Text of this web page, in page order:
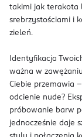
takimi jak terakota
srebrzystościami i
zieleń.
Identyfikacja
ważna w
Ciebie przemawia
odcienie nude?
próbowanie barw
jednocześnie daje